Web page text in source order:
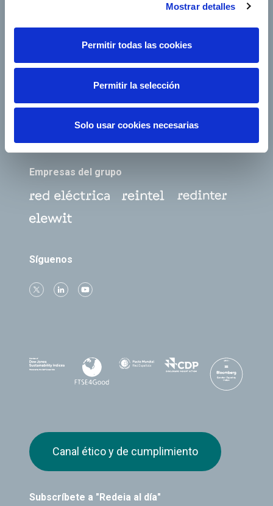
Mostrar detalles
Permitir todas las cookies
Permitir la selección
Solo usar cookies necesarias
Nuestros servicios
Empleo
Sala de prensa
Accionistas e inversoresGobierno corporativo
Junta de Accionistas
Proveedores
Contacto
Empresas del grupo
Síguenos
Subscríbete a "Redeia al día"
Canal ético y de cumplimiento